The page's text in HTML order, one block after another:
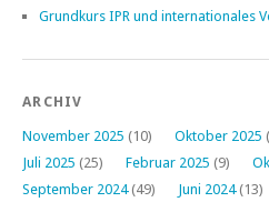
Grundkurs IPR und internationales
ARCHIV
November 2025 (10) Oktober 2025
Juli 2025 (25) Februar 2025 (9)
September 2024(49) Juni 2024(13)